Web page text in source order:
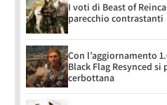
I voti di Beast of
parecchio contrastanti
Con l’aggiornamento
Black Flag Resynced
cerbottana